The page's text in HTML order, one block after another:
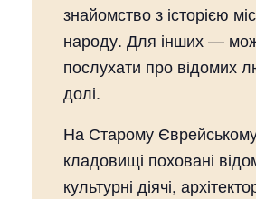
знайомство з історією
народу. Для інших —
послухати про відомих
долі.
На Старому
кладовищі поховані
культурні діячі,